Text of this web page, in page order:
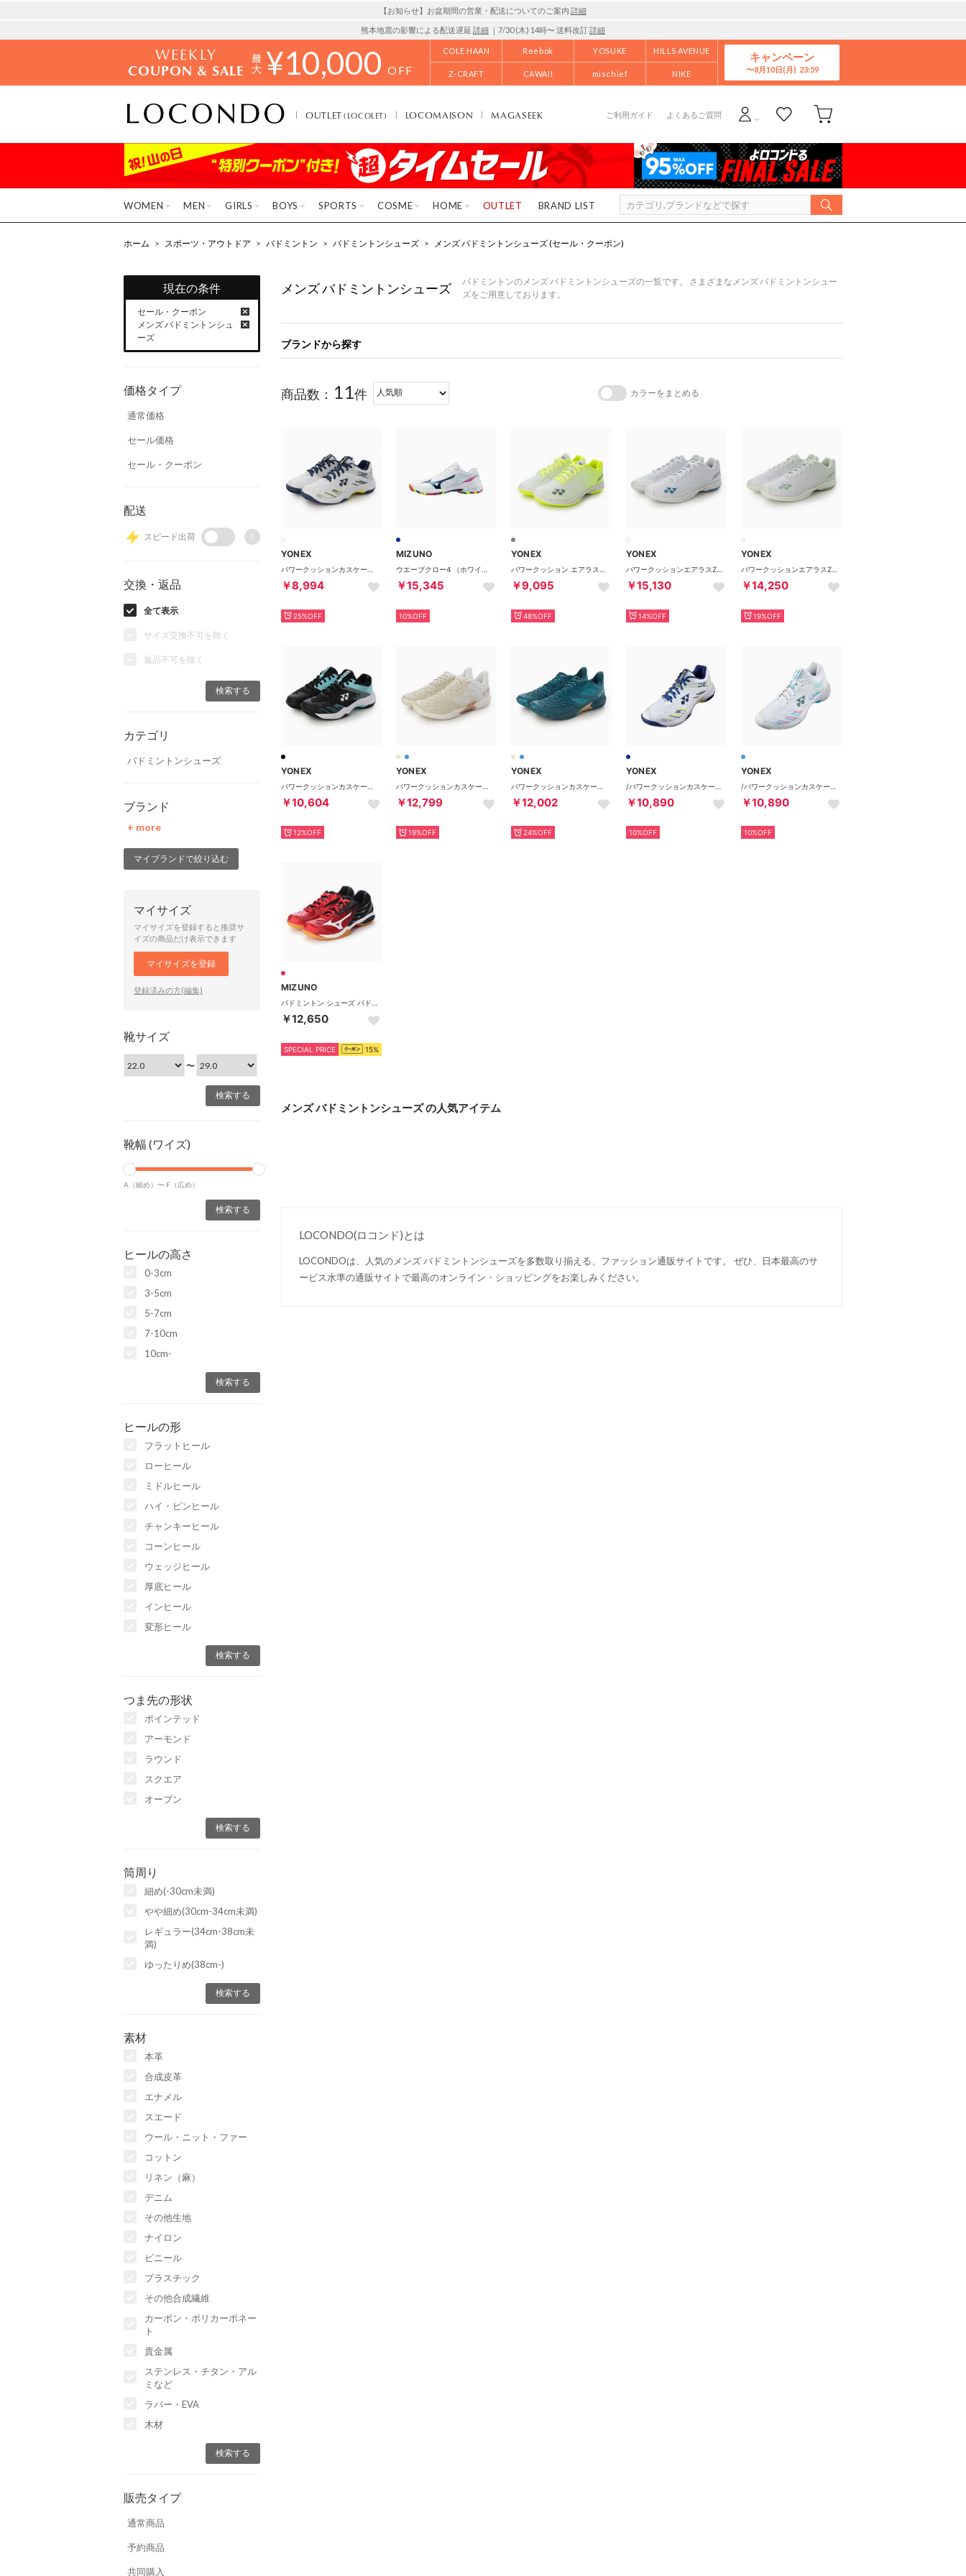
【お知らせ】お盆期間の営業・配送についてのご案内 詳細
熊本地震の影響による配送遅延 詳細 ｜7/30 (木) 14時〜 送料改訂詳細
WEEKLY
COUPON & SALE ¥10,000 OFF
COLE HAAN Reebok YOSUKE HILLS AVENUE
Z-CRAFT CAWAII mischief NIKE
キャンペーン
8月10日(月)
OUTLET(LOCOLET) LOCOMAISON MAGASEEK ご利用ガイド よくあるご質問
WOMEN MEN GIRLS BOYS SPORTS COSME HOME OUTLET BRAND LIST
ホーム > スポーツ・アウトドア > バドミントン > バドミントンシューズ > メンズ バドミントンシューズ (セール・クーポン)
現在の条件
セール・クーポン
メンズ バドミントンシュ
ーズ
価格タイプ
通常価格
セール価格
セール・クーポン
配送
スピード出荷 ?
交換・返品
全て表示
サイズ交換不可を除く
返品不可を除く
カテゴリ
バドミントンシューズ
ブランド
+ more
マイブランドで絞り込む
マイサイズ
マイサイズを登録すると推奨サ
イズの商品だけ表示できます
マイサイズを登録
登録済みの方(編集)
靴サイズ
〜
靴幅 (ワイズ)
A（細め）〜 F（広め）
ヒールの高さ
0-3cm
3-5cm
5-7cm
7-10cm
10cm-
ヒールの形
フラットヒール
ローヒール
ミドルヒール
ハイ・ピンヒール
チャンキーヒール
コーンヒール
ウェッジヒール
厚底ヒール
インヒール
変形ヒール
つま先の形状
ポインテッド
アーモンド
ラウンド
スクエア
オープン
筒周り
細め(-30cm未満)
やや細め(30cm-34cm未満)
レギュラー(34cm-38cm未
満)
ゆったりめ(38cm-)
素材
本革
合成皮革
エナメル
スエード
ウール・ニット・ファー
コットン
リネン（麻）
デニム
その他生地
ナイロン
ビニール
プラスチック
その他合成繊維
カーボン・ポリカーボネー
ト
貴金属
ステンレス・チタン・アル
ミなど
ラバー・EVA
木材
販売タイプ
通常商品
予約商品
共同購入
メンズ バドミントンシューズ
バドミントンのメンズ バドミントンシューズの一覧です。 さまざまなメンズ バドミントンシュー
ズをご用意しております。
ブランドから探す
商品数： 11件 カラーをまとめる
YONEX
￥8,994
25%OFF
MIZUNO
￥15,345
10%OFF
YONEX
￥9,095
48%OFF
YONEX
￥15,130
14%OFF
YONEX
￥14,250
19%OFF
YONEX
￥10,604
12%OFF
YONEX
￥12,799
19%OFF
YONEX
￥12,002
24%OFF
YONEX
￥10,890
10%OFF
YONEX
￥10,890
10%OFF
MIZUNO
￥12,650
SPECIAL PRICE 15%
メンズ バドミントンシューズ の人気アイテム
LOCONDO(ロコンド)とは
LOCONDOは、人気のメンズ バドミントンシューズを多数取り揃える、ファッション通販サイトです。 ぜひ、日本最高のサ
ービス水準の通販サイトで最高のオンライン・ショッピングをお楽しみください。